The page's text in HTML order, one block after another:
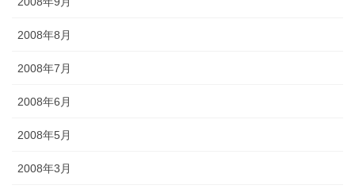
2008年8月
2008年7月
2008年6月
2008年5月
2008年3月